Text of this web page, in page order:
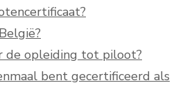
de opleiding tot piloot?
bent gecertificeerd als